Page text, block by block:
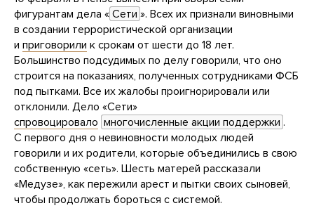
фигурантам дела « Сети ». Всех их признали виновными
в создании террористической организации
и приговорили к срокам от шести до 18 лет.
Большинство подсудимых по делу говорили, что оно
строится на показаниях, полученных сотрудниками ФСБ
под пытками. Все их жалобы проигнорировали или
отклонили. Дело «Сети»
спровоцировало многочисленные акции поддержки .
С первого дня о невиновности молодых людей
говорили и их родители, которые объединились в свою
собственную «сеть». Шесть матерей рассказали
«Медузе», как пережили арест и пытки своих сыновей,
чтобы продолжать бороться с системой.